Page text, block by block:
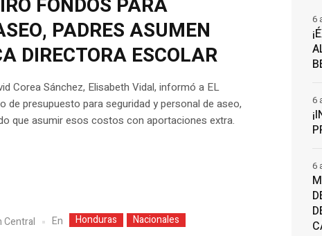
PADRES ASUMEN
DIRECTORA ESCOLAR
Corea Sánchez, Elisabeth Vidal, informó a EL
de presupuesto para seguridad y personal de aseo,
que asumir esos costos con aportaciones extra.
Central En Honduras Nacionales
6
6
6